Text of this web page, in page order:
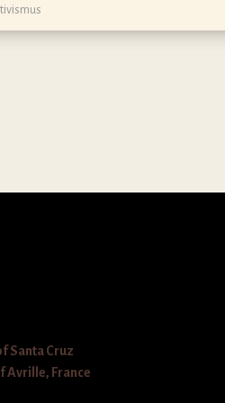
Santa Cruz
Avrille, France